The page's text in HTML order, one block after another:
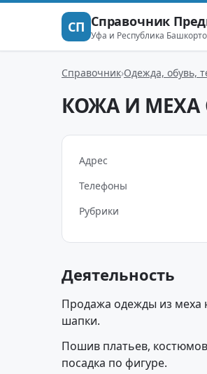
СП Справочник
Уфа и Республика
Справочник Одежда, обувь,
КОЖА И МЕХА
Адрес
Телефоны
Рубрики
Деятельность
Продажа одежды из меха
шапки.
Пошив платьев,
посадка по фигуре.